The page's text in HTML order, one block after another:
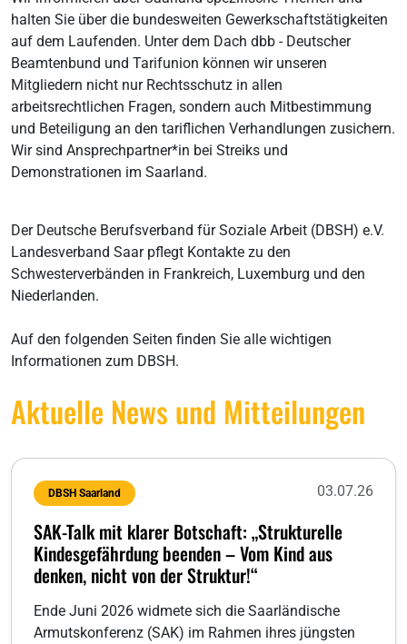
halten Sie über die bundesweiten Gewerkschaftstätigkeiten
auf dem Laufenden. Unter dem Dach dbb - Deutscher
Beamtenbund und Tarifunion können wir unseren
Mitgliedern nicht nur Rechtsschutz in allen
arbeitsrechtlichen Fragen, sondern auch Mitbestimmung
und Beteiligung an den tariflichen Verhandlungen zusichern.
Wir sind Ansprechpartner*in bei Streiks und
Demonstrationen im Saarland.
Der Deutsche Berufsverband für Soziale Arbeit (DBSH) e.V.
Landesverband Saar pflegt Kontakte zu den
Schwesterverbänden in Frankreich, Luxemburg und den
Niederlanden.
Auf den folgenden Seiten finden Sie alle wichtigen
Informationen zum DBSH.
Aktuelle News und Mitteilungen
DBSH Saarland 03.07.26
SAK-Talk mit klarer Botschaft: „Strukturelle
Kindesgefährdung beenden – Vom Kind aus
denken, nicht von der Struktur!“
Ende Juni 2026 widmete sich die Saarländische
Armutskonferenz (SAK) im Rahmen ihres jüngsten